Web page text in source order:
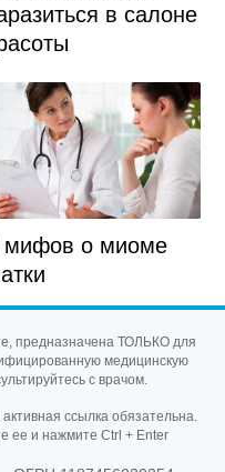
в салоне
мифов о миоме
предназначена ТОЛЬКО для
медицинскую
с врачом.
ссылка обязательна.
ее и нажмите Ctrl + Enter